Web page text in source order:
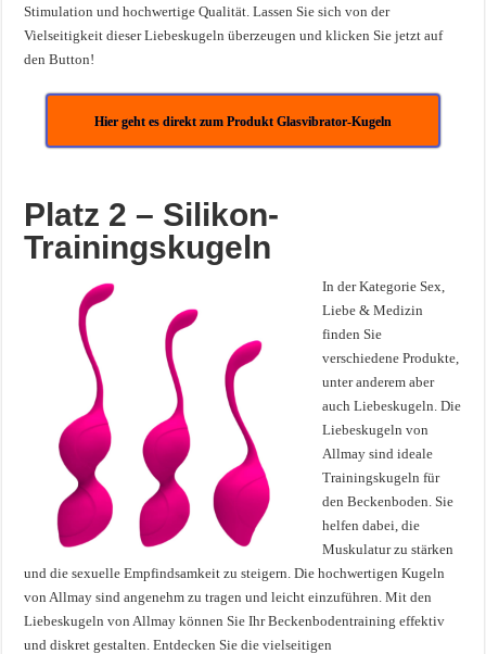
Stimulation und hochwertige Qualität. Lassen Sie sich von der
Vielseitigkeit dieser Liebeskugeln überzeugen und klicken Sie jetzt auf
den Button!
Hier geht es direkt zum Produkt Glasvibrator-Kugeln
Platz 2 – Silikon-
Trainingskugeln
In der Kategorie Sex,
Liebe & Medizin
finden Sie
verschiedene Produkte,
unter anderem aber
auch Liebeskugeln. Die
Liebeskugeln von
Allmay sind ideale
Trainingskugeln für
den Beckenboden. Sie
helfen dabei, die
Muskulatur zu stärken
und die sexuelle Empfindsamkeit zu steigern. Die hochwertigen Kugeln
von Allmay sind angenehm zu tragen und leicht einzuführen. Mit den
Liebeskugeln von Allmay können Sie Ihr Beckenbodentraining effektiv
und diskret gestalten. Entdecken Sie die vielseitigen